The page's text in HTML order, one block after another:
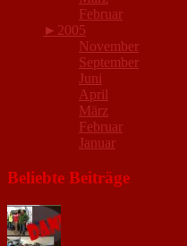
Februar
► 2005
November
September
Juni
April
März
Februar
Januar
Beliebte Beiträge